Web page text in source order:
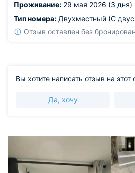
Проживание: 29 мая 2026 (3 дня)
Тип номера: Двухместный (С
Отзыв оставлен без
Вы хотите написать отзыв на этот
Да, хочу